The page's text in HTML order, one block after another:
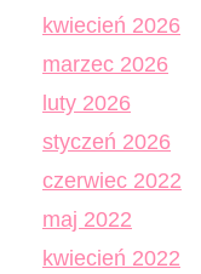
kwiecień 2026
marzec 2026
luty 2026
styczeń 2026
czerwiec 2022
maj 2022
kwiecień 2022